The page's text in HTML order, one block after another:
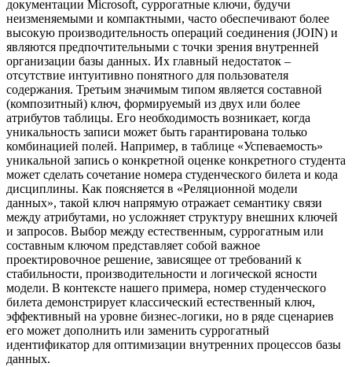
документации Microsoft, суррогатные ключи, будучи
неизменяемыми и компактными, часто обеспечивают более
высокую производительность операций соединения (JOIN) и
являются предпочтительными с точки зрения внутренней
организации базы данных. Их главный недостаток –
отсутствие интуитивно понятного для пользователя
содержания. Третьим значимым типом является составной
(композитный) ключ, формируемый из двух или более
атрибутов таблицы. Его необходимость возникает, когда
уникальность записи может быть гарантирована только
комбинацией полей. Например, в таблице «Успеваемость»
уникальной запись о конкретной оценке конкретного студента
может сделать сочетание номера студенческого билета и кода
дисциплины. Как поясняется в «Реляционной модели
данных», такой ключ напрямую отражает семантику связи
между атрибутами, но усложняет структуру внешних ключей
и запросов. Выбор между естественным, суррогатным или
составным ключом представляет собой важное
проектировочное решение, зависящее от требований к
стабильности, производительности и логической ясности
модели. В контексте нашего примера, номер студенческого
билета демонстрирует классический естественный ключ,
эффективный на уровне бизнес-логики, но в ряде сценариев
его может дополнить или заменить суррогатный
идентификатор для оптимизации внутренних процессов базы
данных.